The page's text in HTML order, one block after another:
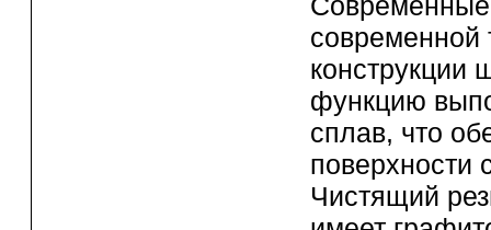
современной
конструкции
функцию
сплав, что
поверхности
Чистящий